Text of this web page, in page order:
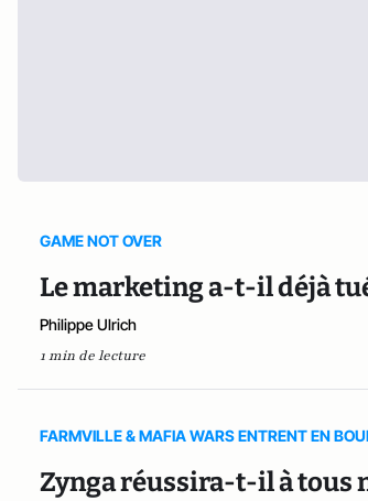
GAME NOT OVER
Le marketing a-t-il déjà
Philippe Ulrich
1 min de lecture
FARMVILLE & MAFIA WARS ENTRENT EN
Zynga réussira-t-il à tous